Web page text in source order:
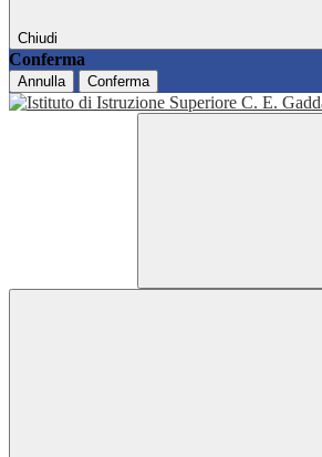
Chiudi
Conferma
Annulla Conferma